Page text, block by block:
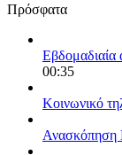
Πρόσφατα
00:35
Κοινωνικό